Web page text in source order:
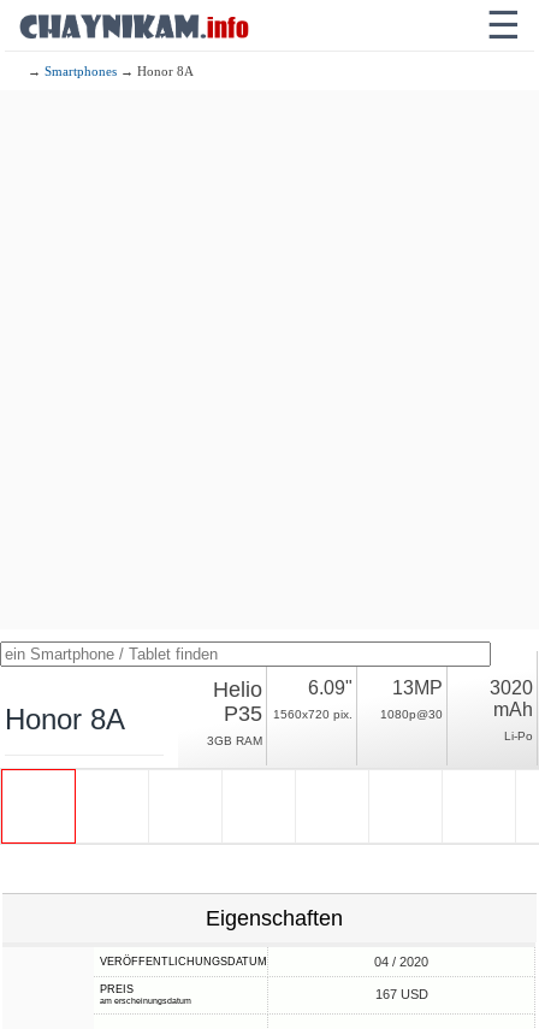
☰
→Smartphones → Honor 8A
Honor 8A
Helio
P35
3GB RAM
6.09"
1560x720 pix.
13MP
1080p@30
3020
mAh
Li-Po
Eigenschaften
VERÖFFENTLICHUNGSDATUM 04 / 2020
PREIS
am erscheinungsdatum 167 USD